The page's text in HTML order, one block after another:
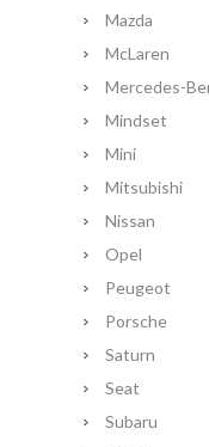
Mazda
McLaren
Mercedes-
Mindset
Mini
Mitsubishi
Nissan
Opel
Peugeot
Porsche
Saturn
Seat
Subaru